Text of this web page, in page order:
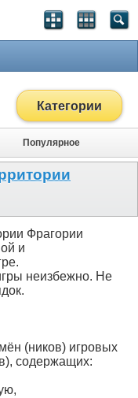
Категории
Популярное
Фрагории
и
неизбежно. Не
(ников) игровых
содержащих: